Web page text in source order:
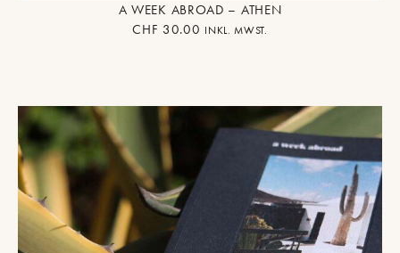
A WEEK ABROAD – ATHEN
CHF 30.00 INKL. MWST.